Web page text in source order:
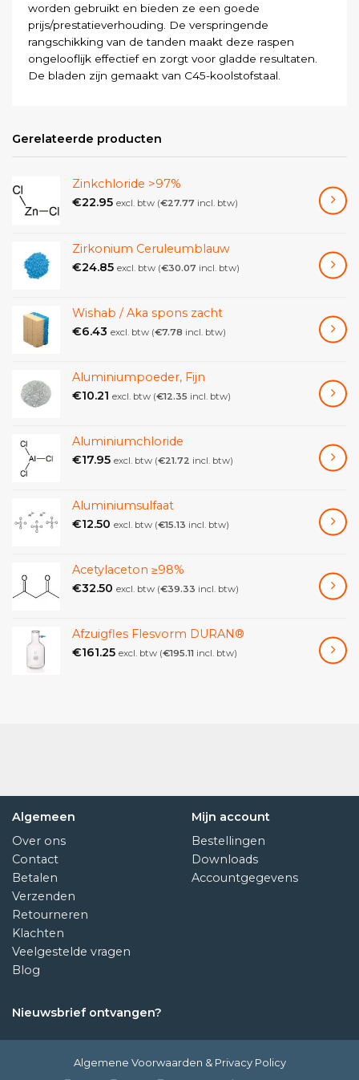
worden gebruikt en bieden ze een goede
prijs/prestatieverhouding. De verspringende
rangschikking van de tanden maakt deze raspen
ongelooflijk effectief en zorgt voor gladde resultaten.
De bladen zijn gemaakt van C45-koolstofstaal.
Gerelateerde producten
Zinkchloride >97%
€22.95 excl. btw (€27.77 incl. btw)
Zirkonium Ceruleumblauw
€24.85 excl. btw (€30.07 incl. btw)
Wishab / Aka spons zacht
€6.43 excl. btw (€7.78 incl. btw)
Aluminiumpoeder, Fijn
€10.21 excl. btw (€12.35 incl. btw)
Aluminiumchloride
€17.95 excl. btw (€21.72 incl. btw)
Aluminiumsulfaat
€12.50 excl. btw (€15.13 incl. btw)
Acetylaceton ≥98%
€32.50 excl. btw (€39.33 incl. btw)
Afzuigfles Flesvorm DURAN®
€161.25 excl. btw (€195.11 incl. btw)
Algemeen
Over ons
Contact
Betalen
Verzenden
Retourneren
Klachten
Veelgestelde vragen
Blog
Mijn account
Bestellingen
Downloads
Accountgegevens
Nieuwsbrief ontvangen?
Algemene Voorwaarden & Privacy Policy